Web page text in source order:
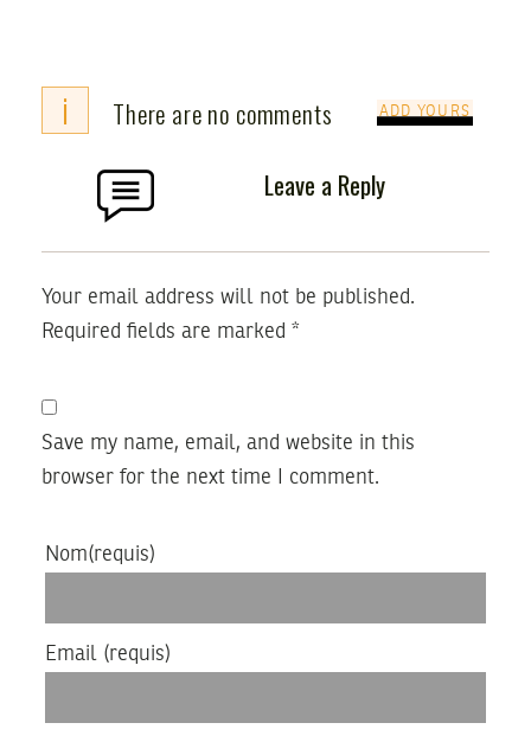
i There are no comments ADD YOURS
Leave a Reply
Your email address will not be published.
Required fields are marked *
Save my name, email, and website in this
browser for the next time I comment.
Nom(requis)
Email (requis)